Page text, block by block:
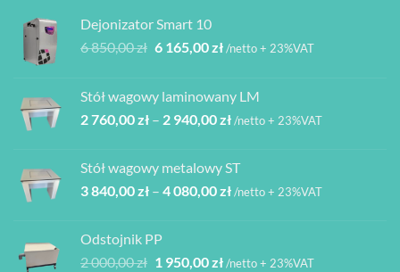
Dejonizator Smart 10
6 850,00zł Pierwotna
6
850,00 zł.
6 165,00złAktualna
6
165,00 zł.
/netto + 23%VAT
Stół wagowy laminowany LM
2 760,00zł – 2 940,00złZakres
2
760,00 zł
/netto + 23%VAT
Stół wagowy metalowy ST
3 840,00zł – 4 080,00złZakres
840,00 zł
/netto + 23%VAT
Odstojnik PP
2 000,00zł Pierwotna
1 950,00złAktualna
/netto + 23%VAT